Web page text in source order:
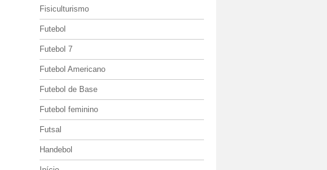
Fisiculturismo
Futebol
Futebol 7
Futebol Americano
Futebol de Base
Futebol feminino
Futsal
Handebol